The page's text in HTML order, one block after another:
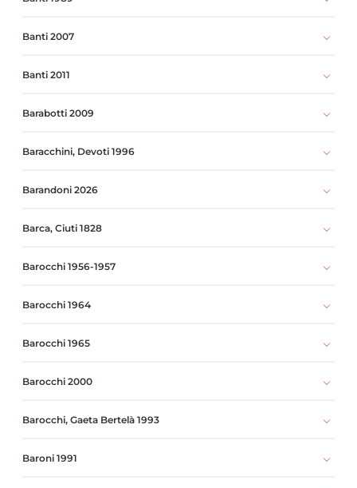
Banti 2007
Banti 2011
Barabotti 2009
Baracchini, Devoti 1996
Barandoni 2026
Barca, Ciuti 1828
Barocchi 1956-1957
Barocchi 1964
Barocchi 1965
Barocchi 2000
Barocchi, Gaeta Bertelà 1993
Baroni 1991